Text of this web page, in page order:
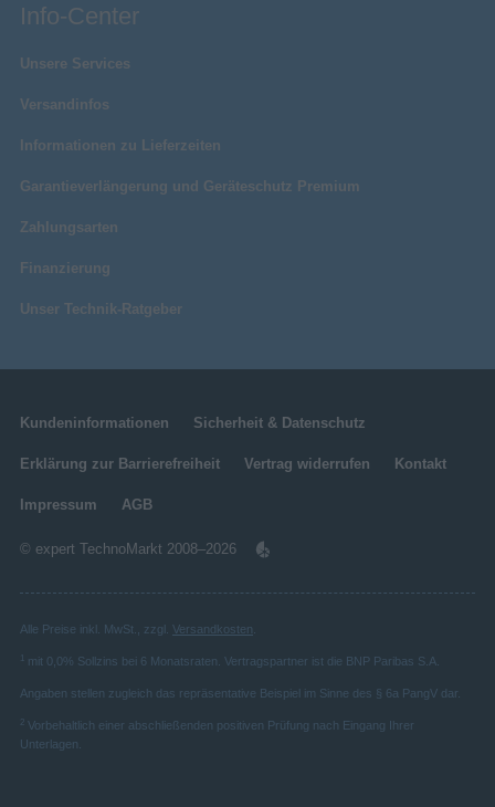
Info-Center
Unsere Services
Versandinfos
Informationen zu Lieferzeiten
Garantieverlängerung und Geräteschutz Premium
Zahlungsarten
Finanzierung
Unser Technik-Ratgeber
Kundeninformationen Sicherheit & Datenschutz
Erklärung zur Barrierefreiheit Vertrag widerrufen Kontakt
Impressum AGB
© expert TechnoMarkt 2008–2026
Alle Preise inkl. MwSt., zzgl. Versandkosten
mit 0,0% Sollzins bei 6 Monatsraten. Vertragspartner ist die BNP Paribas S.A.
Angaben stellen zugleich das repräsentative Beispiel im Sinne des § 6a PangV dar.
2 Vorbehaltlich einer abschließenden positiven Prüfung nach Eingang Ihrer
Unterlagen.